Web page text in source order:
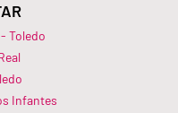
Toledo
Infantes